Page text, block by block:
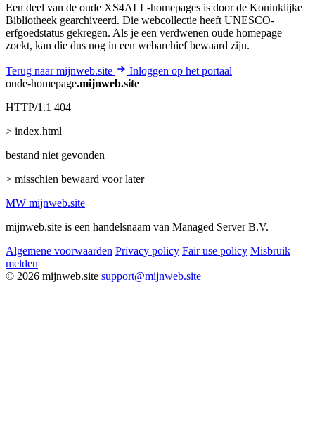
Een deel van de oude XS4ALL-homepages is door de Koninklijke
Bibliotheek gearchiveerd. Die webcollectie heeft UNESCO-
erfgoedstatus gekregen. Als je een verdwenen oude homepage
zoekt, kan die dus nog in een webarchief bewaard zijn.
Terug naar mijnweb.site
Inloggen op het portaal
oude-homepage.mijnweb.site
HTTP/1.1 404
> index.html
bestand niet gevonden
> misschien bewaard voor later
MW mijnweb.site
mijnweb.site is een handelsnaam van Managed Server B.V.
Algemene voorwaarden Privacy policy Fair use policy Misbruik
melden
© 2026 mijnweb.site support@mijnweb.site